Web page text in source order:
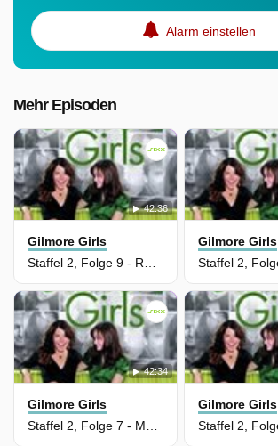
Alarm einstellen
Mehr Episoden
42:36
Gilmore Girls
Staffel 2, Folge 9 - Romeo und Julia
Gilmore Girls
42:34
Gilmore Girls
Gilmore Girls